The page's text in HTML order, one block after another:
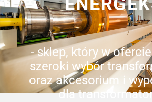
- sklep, który w
szeroki wybór
oraz akcesorium i
dla